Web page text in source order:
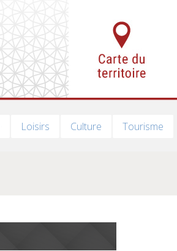
Loisirs Culture
Tourisme